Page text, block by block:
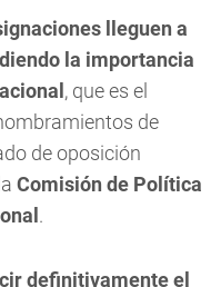
lleguen a
la importancia
, que es el
de
de oposición
Comisión de Política
.
definitivamente el